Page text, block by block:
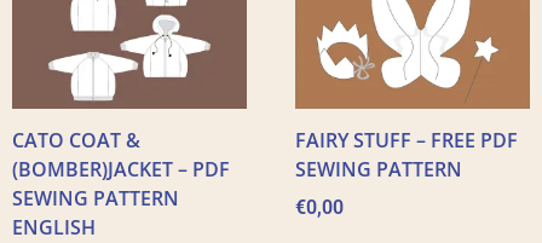
CATO COAT &
(BOMBER)JACKET – PDF
SEWING PATTERN
ENGLISH
FAIRY STUFF – FREE PDF
SEWING PATTERN
€0,00